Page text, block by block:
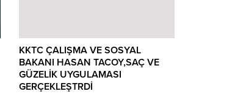
KKTC ÇALIŞMA VE SOSYAL
BAKANI HASAN TACOY,SAÇ VE
GÜZELİK UYGULAMASI
GERÇEKLEŞTRDİ